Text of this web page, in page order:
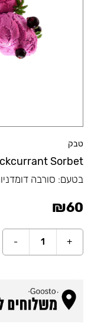
טבק
Sorbet
בטעם: סורבה
₪60
+
1
-